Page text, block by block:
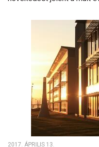
2017. ÁPRILIS 13.